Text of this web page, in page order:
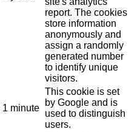
report. The cookies
store information
anonymously and
assign a randomly
generated number
to identify unique
visitors.
1 minute
This cookie is set
by Google and is
used to distinguish
users.